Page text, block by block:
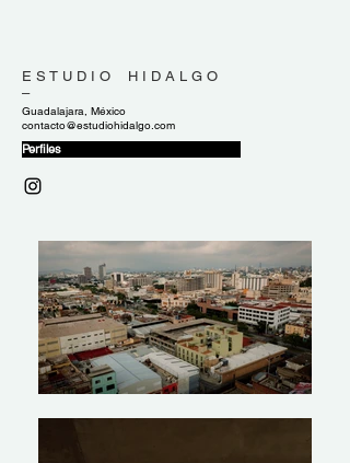
E S T U D I O H I D A L G O
–
Guadalajara, México
contacto@estudiohidalgo.com
Perfiles